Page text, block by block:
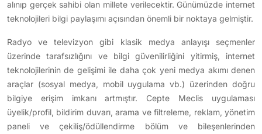
alınıp gerçek sahibi olan millete verilecektir. Günümüzde internet
teknolojileri bilgi paylaşımı açısından önemli bir noktaya gelmiştir.
Radyo ve televizyon gibi klasik medya anlayışı seçmenler
üzerinde tarafsızlığını ve bilgi güvenilirliğini yitirmiş, internet
teknolojilerinin de gelişimi ile daha çok yeni medya akımı denen
araçlar (sosyal medya, mobil uygulama vb.) üzerinden doğru
bilgiye erişim imkanı artmıştır. Cepte Meclis uygulaması
üyelik/profil, bildirim duvarı, arama ve filtreleme, reklam, yönetim
paneli ve çekiliş/ödüllendirme bölüm ve bileşenlerinden